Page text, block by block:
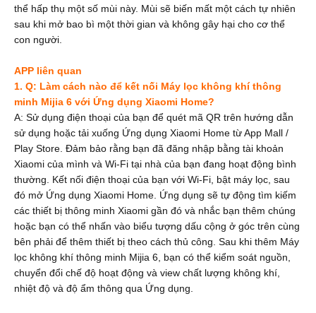
thể hấp thụ một số mùi này. Mùi sẽ biến mất một cách tự nhiên
sau khi mở bao bì một thời gian và không gây hại cho cơ thể
con người.
APP liên quan
1. Q: Làm cách nào để kết nối Máy lọc không khí thông
minh Mijia 6 với Ứng dụng Xiaomi Home?
A: Sử dụng điện thoại của bạn để quét mã QR trên hướng dẫn
sử dụng hoặc tải xuống Ứng dụng Xiaomi Home từ App Mall /
Play Store. Đảm bảo rằng bạn đã đăng nhập bằng tài khoản
Xiaomi của mình và Wi-Fi tại nhà của bạn đang hoạt động bình
thường. Kết nối điện thoại của bạn với Wi-Fi, bật máy lọc, sau
đó mở Ứng dụng Xiaomi Home. Ứng dụng sẽ tự động tìm kiếm
các thiết bị thông minh Xiaomi gần đó và nhắc bạn thêm chúng
hoặc bạn có thể nhấn vào biểu tượng dấu cộng ở góc trên cùng
bên phải để thêm thiết bị theo cách thủ công. Sau khi thêm Máy
lọc không khí thông minh Mijia 6, bạn có thể kiểm soát nguồn,
chuyển đổi chế độ hoạt động và view chất lượng không khí,
nhiệt độ và độ ẩm thông qua Ứng dụng.